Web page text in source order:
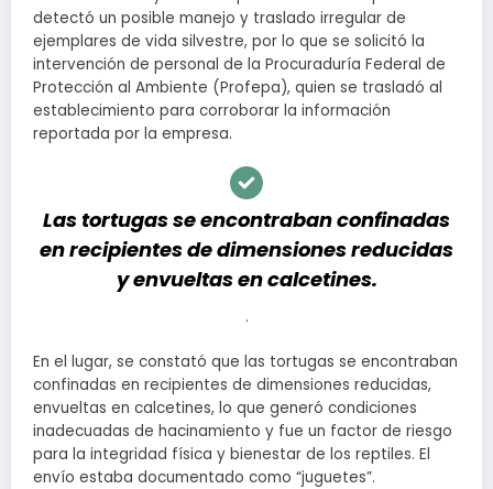
detectó un posible manejo y traslado irregular de
ejemplares de vida silvestre, por lo que se solicitó la
intervención de personal de la Procuraduría Federal de
Protección al Ambiente (Profepa), quien se trasladó al
establecimiento para corroborar la información
reportada por la empresa.
Las tortugas se encontraban confinadas
en recipientes de dimensiones reducidas
y envueltas en calcetines.
.
En el lugar, se constató que las tortugas se encontraban
confinadas en recipientes de dimensiones reducidas,
envueltas en calcetines, lo que generó condiciones
inadecuadas de hacinamiento y fue un factor de riesgo
para la integridad física y bienestar de los reptiles. El
envío estaba documentado como “juguetes”.